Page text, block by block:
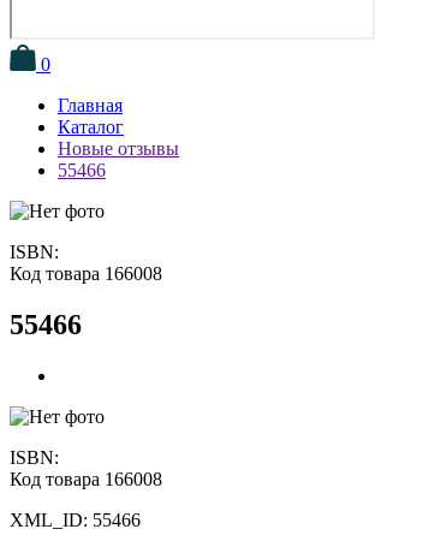
0
Главная
Каталог
Новые отзывы
55466
ISBN:
Код товара 166008
55466
ISBN:
Код товара 166008
XML_ID: 55466